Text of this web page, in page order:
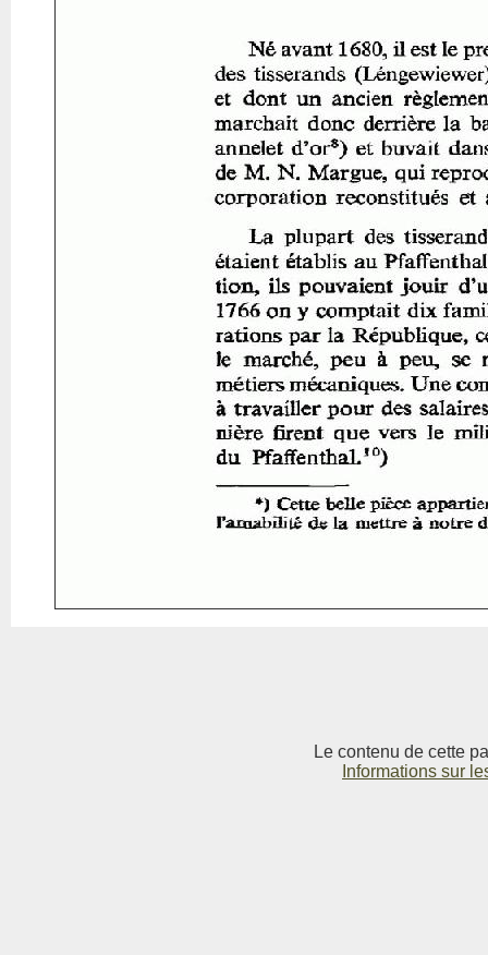
Le contenu de cette
Informations sur